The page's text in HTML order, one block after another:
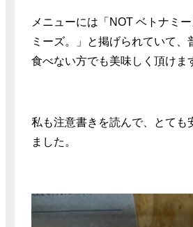
メニューには「NOT ベトナミ
ミーズ。」と掲げられていて、
食べない方でも美味しく頂けま
私も注意書きを読んで、とても
ました。